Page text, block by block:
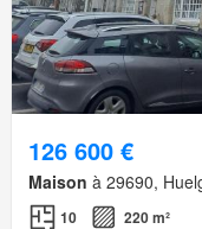
126 600 €
Maison à 29690,
10 220 m²